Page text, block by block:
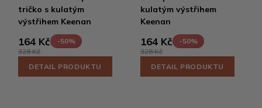
tričko s kulatým
výstřihem Keenan
164 Kč
-50%
328 Kč
DETAIL PRODUKTU
kulatým výstřihem
Keenan
164 Kč
-50%
328 Kč
DETAIL PRODUKTU